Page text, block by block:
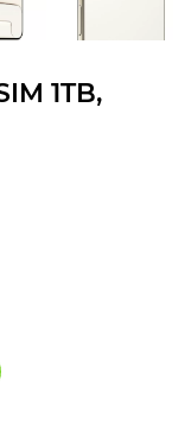
1TB,